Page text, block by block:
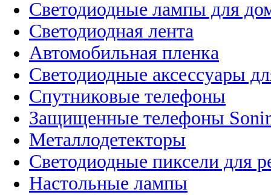
Светодиодные лампы для
Светодиодная лента
Автомобильная пленка
Светодиодные аксессуары
Спутниковые телефоны
Защищенные телефоны
Металлодетекторы
Светодиодные пиксели для
Настольные лампы